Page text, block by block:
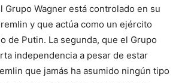
Grupo Wagner está controlado en su
y que actúa como un ejército
de Putin. La segunda, que el Grupo
independencia a pesar de estar
que jamás ha asumido ningún tipo